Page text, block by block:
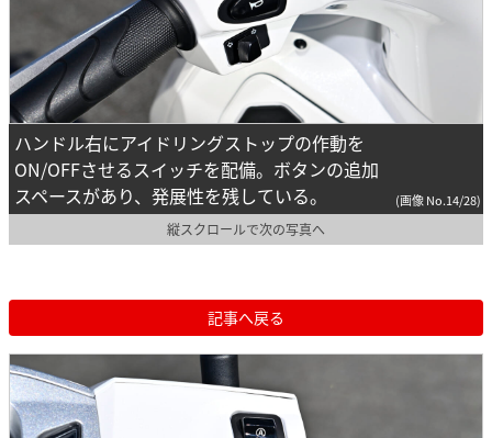
ハンドル右にアイドリングストップの作動を
ON/OFFさせるスイッチを配備。ボタンの追加
スペースがあり、発展性を残している。
(画像 No.14/28)
縦スクロールで次の写真へ
記事へ戻る